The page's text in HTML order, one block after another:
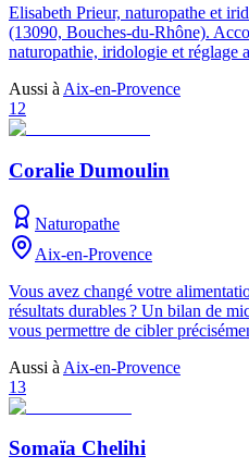
Elisabeth Prieur, naturopathe et
(13090, Bouches-du-Rhône).
naturopathie, iridologie et réglage
Aussi à Aix-en-Provence
12
Coralie Dumoulin
Naturopathe
Aix-en-Provence
Vous avez changé votre
résultats durables ? Un bilan de
vous permettre de cibler
Aussi à Aix-en-Provence
13
Somaïa Chelihi